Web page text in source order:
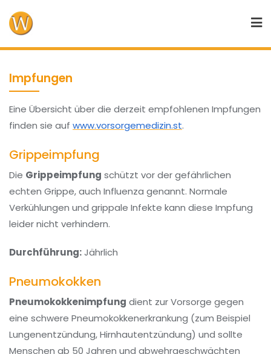
to
Impfungen
Eine Übersicht über die derzeit empfohlenen Impfungen
finden sie auf www.vorsorgemedizin.st.
Grippeimpfung
Die Grippeimpfung schützt vor der gefährlichen
echten Grippe, auch Influenza genannt. Normale
Verkühlungen und grippale Infekte kann diese Impfung
leider nicht verhindern.
Durchführung:Jährlich
Pneumokokken
Pneumokokkenimpfung dient zur Vorsorge gegen
eine schwere Pneumokokkenerkrankung (zum Beispiel
Lungenentzündung, Hirnhautentzündung) und sollte
Menschen ab 50 Jahren und abwehrgeschwächten